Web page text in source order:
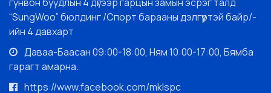
“SungWoo” бюлдинг /Спорт барааны дэлгүүртэй байр/-
ийн 4 давхарт
Даваа-Баасан 09:00-18:00, Ням 10:00-17:00, Бямба
гарагт амарна.
https://www.facebook.com/mklspc